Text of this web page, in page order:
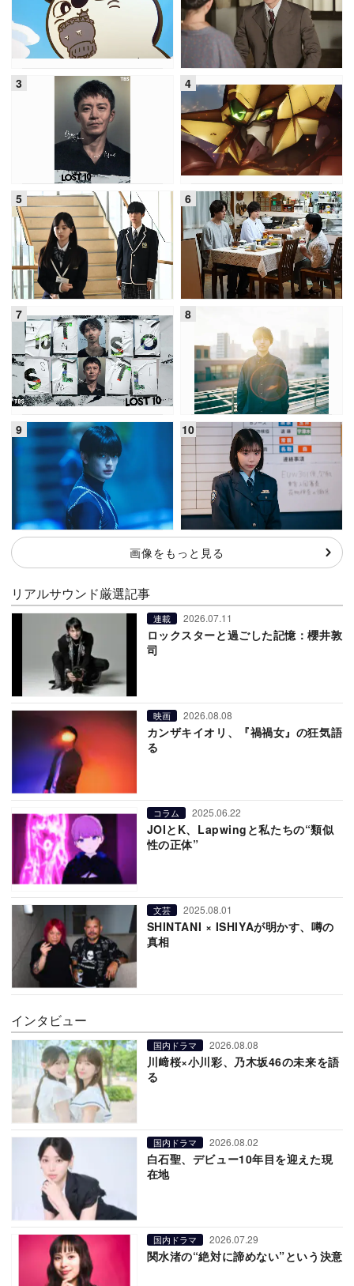
画像をもっと見る
リアルサウンド厳選記事
連載 2026.07.11
ロックスターと過ごした記憶：櫻井敦
司
映画 2026.08.08
カンザキイオリ、『禍禍女』の狂気語
る
コラム 2025.06.22
JOIとK、Lapwingと私たちの“類似
性の正体”
文芸 2025.08.01
SHINTANI × ISHIYAが明かす、噂の
真相
インタビュー
国内ドラマ 2026.08.08
川﨑桜×小川彩、乃木坂46の未来を語
る
国内ドラマ 2026.08.02
白石聖、デビュー10年目を迎えた現
在地
国内ドラマ 2026.07.29
関水渚の“絶対に諦めない”という決意